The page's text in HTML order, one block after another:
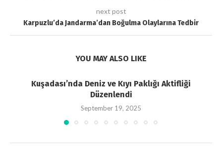
next post
Karpuzlu’da Jandarma’dan Boğulma Olaylarına Tedbir
YOU MAY ALSO LIKE
Kuşadası’nda Deniz ve Kıyı Paklığı Aktifliği
Düzenlendi
September 19, 2025